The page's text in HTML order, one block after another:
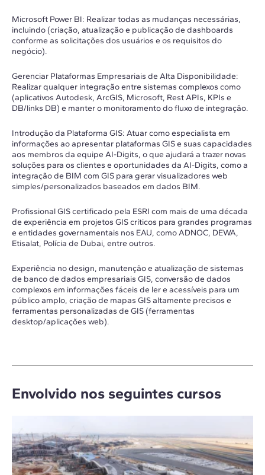
Microsoft Power BI: Realizar todas as mudanças necessárias,
incluindo (criação, atualização e publicação de dashboards
conforme as solicitações dos usuários e os requisitos do
negócio).
Gerenciar Plataformas Empresariais de Alta Disponibilidade:
Realizar qualquer integração entre sistemas complexos como
(aplicativos Autodesk, ArcGIS, Microsoft, Rest APIs, KPIs e
DB/links DB) e manter o monitoramento do fluxo de integração.
Introdução da Plataforma GIS: Atuar como especialista em
informações ao apresentar plataformas GIS e suas capacidades
aos membros da equipe AI-Digits, o que ajudará a trazer novas
soluções para os clientes e oportunidades da AI-Digits, como a
integração de BIM com GIS para gerar visualizadores web
simples/personalizados baseados em dados BIM.
Profissional GIS certificado pela ESRI com mais de uma década
de experiência em projetos GIS críticos para grandes programas
e entidades governamentais nos EAU, como ADNOC, DEWA,
Etisalat, Polícia de Dubai, entre outros.
Experiência no design, manutenção e atualização de sistemas
de banco de dados empresariais GIS, conversão de dados
complexos em informações fáceis de ler e acessíveis para um
público amplo, criação de mapas GIS altamente precisos e
ferramentas personalizadas de GIS (ferramentas
desktop/aplicações web).
Envolvido nos seguintes cursos